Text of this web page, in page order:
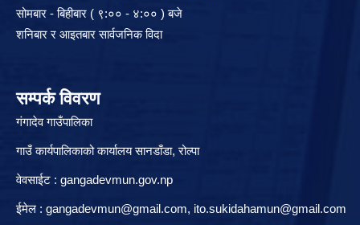
सोमबार - बिहीबार ( ९:०० - ४:०० ) बजे
शनिबार र आइतबार सार्वजनिक विदा
सम्पर्क विवरण
गंगादेव गाउँपालिका
गाउँ कार्यपालिकाको कार्यालय सानडाँडा, रो‍‍ल्पा
वेवसाईट : gangadevmun.gov.np
ईमेल : gangadevmun@gmail.com, ito.sukidahamun@gmail.com